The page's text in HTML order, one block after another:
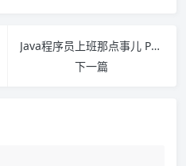
Java程序员上班那点事儿 PDF下载
下一篇